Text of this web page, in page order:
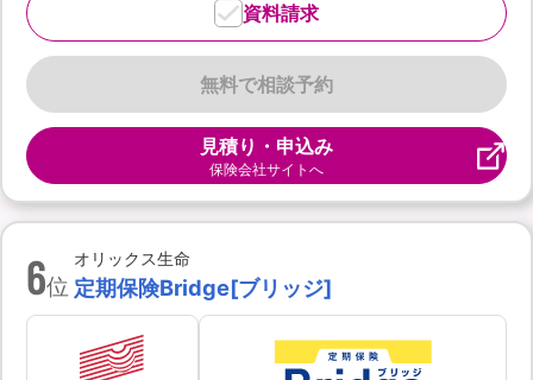
無料で相談予約
資料請求
見積り・申込み
保険会社サイトへ
6位
オリックス生命
定期保険Bridge[ブリッジ]